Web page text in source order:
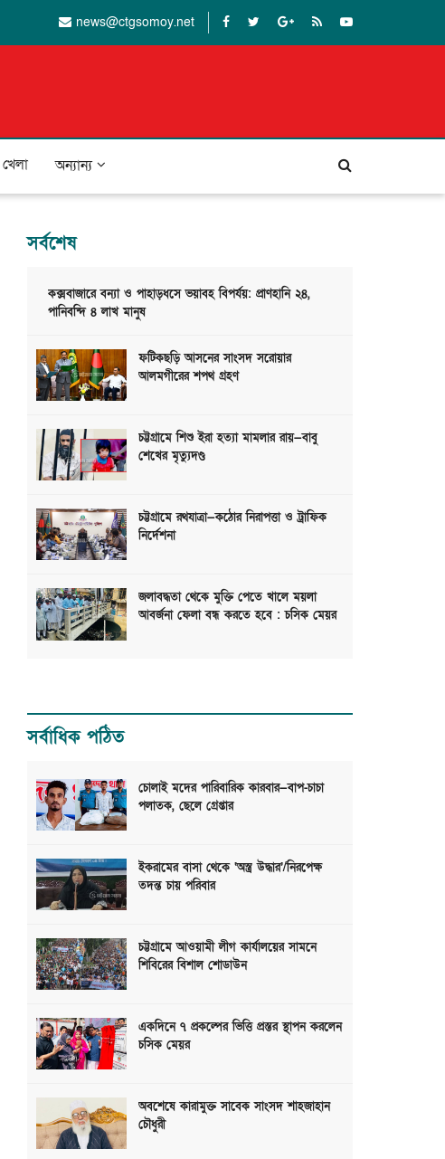
news@ctgsomoy.net
খেলা অন্যান্য
সর্বশেষ
কক্সবাজারে বন্যা ও পাহাড়ধসে ভয়াবহ বিপর্যয়: প্রাণহানি ২৪,
পানিবন্দি ৪ লাখ মানুষ
ফটিকছড়ি আসনের সাংসদ সরোয়ার
আলমগীরের শপথ গ্রহণ
চট্টগ্রামে শিশু ইরা হত্যা মামলার রায়—বাবু
শেখের মৃত্যুদণ্ড
চট্টগ্রামে রথযাত্রা—কঠোর নিরাপত্তা ও ট্রাফিক
নির্দেশনা
জলাবদ্ধতা থেকে মুক্তি পেতে খালে ময়লা
আবর্জনা ফেলা বন্ধ করতে হবে : চসিক মেয়র
সর্বাধিক পঠিত
চোলাই মদের পারিবারিক কারবার—বাপ-চাচা
পলাতক, ছেলে গ্রেপ্তার
ইকরামের বাসা থেকে ‘অস্ত্র উদ্ধার’/নিরপেক্ষ
তদন্ত চায় পরিবার
চট্টগ্রামে আওয়ামী লীগ কার্যালয়ের সামনে
শিবিরের বিশাল শোডাউন
একদিনে ৭ প্রকল্পের ভিত্তি প্রস্তর স্থাপন করলেন
চসিক মেয়র
অবশেষে কারামুক্ত সাবেক সাংসদ শাহজাহান
চৌধুরী